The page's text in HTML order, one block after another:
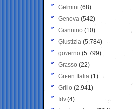
Gelmini (68)
Genova (542)
Giannino (10)
Giustizia (5.784)
governo (5.799)
Grasso (22)
Green Italia (1)
Grillo (2.941)
Idv (4)